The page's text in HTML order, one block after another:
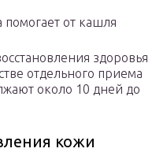
от кашля
здоровья
отдельного приема
около 10 дней до
кожи